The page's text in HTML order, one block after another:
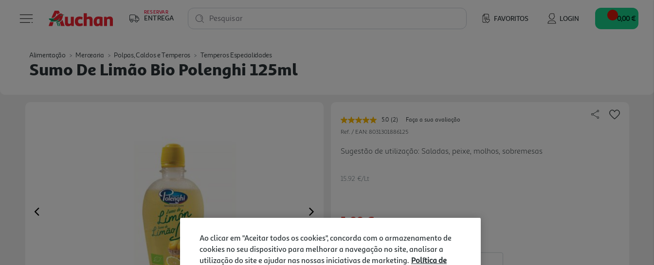
RESERVAR
ENTREGA FAVORITOS LOGIN
Pesquisar 0,00 €
Alimentação Mercearia Polpas, Caldos e Temperos Temperos Especialidades
Sumo De Limão Bio Polenghi 125ml
Previous Next
5.0 Leu
2
Link
para
(2)
Faça a sua avaliação
Ref. / EAN: 8031301886125
Sugestão de utilização: Saladas, peixe, molhos, sobremesas
15.92 €/Lt
1,99 €
Notas de preparação
Ao clicar em "Aceitar todos os cookies", concorda com o armazenamento de
cookies no seu dispositivo para melhorar a navegação no site, analisar a
utilização do site e ajudar nas nossas iniciativas de marketing. Política de